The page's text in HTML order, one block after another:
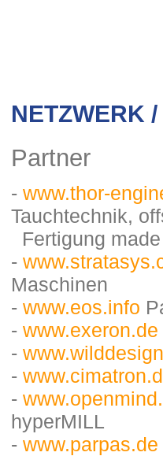
Am 12. und 13. Oktober 2016 fand auf
Einladung der Firma Materialise GmbH
eine Fachkonferenz rund um die
industrieller 3D-Druck und Additive
Fertigung statt...weiter lesen >
NETZWERK
Partner
- www.thor-
Tauchtechnik,
Fertigung
-
Maschinen
- www.eos.info
- www.exeron.de
-
-
-
hyperMILL
- www.parpas.de